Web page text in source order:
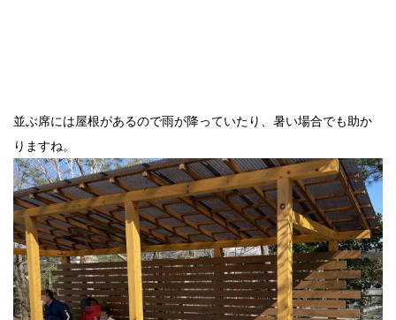
並ぶ席には屋根があるので雨が降っていたり、暑い場合でも助か
りますね。